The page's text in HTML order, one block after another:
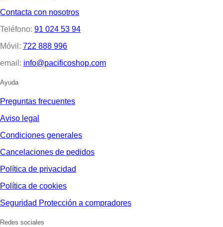
Contacta con nosotros
Teléfono: 91 024 53 94
Móvil: 722 888 996
email: info@pacificoshop.com
Ayuda
Preguntas frecuentes
Aviso legal
Condiciones generales
Cancelaciones de pedidos
Política de privacidad
Política de cookies
Seguridad Protección a compradores
Redes sociales